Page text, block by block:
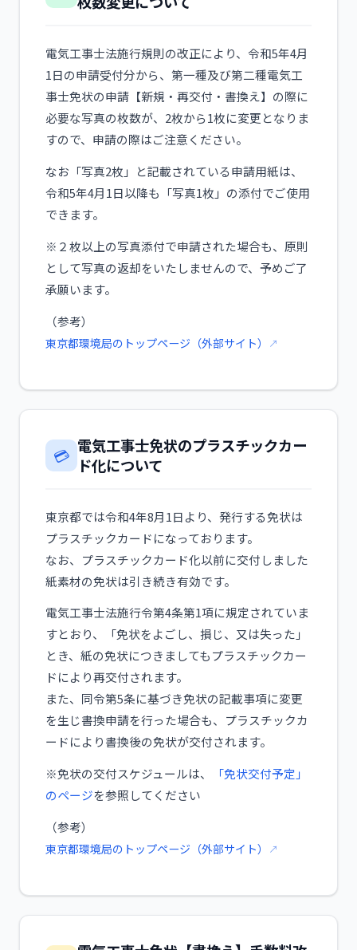
電気工事士法施行規則の改正により、令和5年4月
1日の申請受付分から、第一種及び第二種電気工
事士免状の申請【新規・再交付・書換え】の際に
必要な写真の枚数が、2枚から1枚に変更となりま
すので、申請の際はご注意ください。
なお「写真2枚」と記載されている申請用紙は、
令和5年4月1日以降も「写真1枚」の添付でご使用
できます。
※２枚以上の写真添付で申請された場合も、原則
として写真の返却をいたしませんので、予めご了
承願います。
（参考）
東京都環境局のトップページ（外部サイト）
💳 電気工事士免状のプラスチックカー
ド化について
東京都では令和4年8月1日より、発行する免状は
プラスチックカードになっております。
なお、プラスチックカード化以前に交付しました
紙素材の免状は引き続き有効です。
電気工事士法施行令第4条第1項に規定されていま
すとおり、「免状をよごし、損じ、又は失った」
とき、紙の免状につきましてもプラスチックカー
ドにより再交付されます。
また、同令第5条に基づき免状の記載事項に変更
を生じ書換申請を行った場合も、プラスチックカ
ードにより書換後の免状が交付されます。
※免状の交付スケジュールは、
「免状交付予定」
のページを参照してください
（参考）
東京都環境局のトップページ（外部サイト）